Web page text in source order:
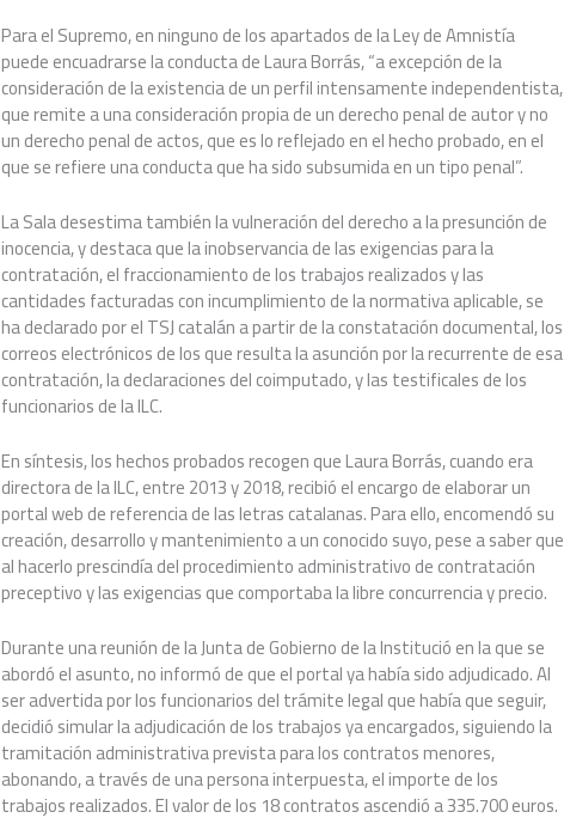
Para el Supremo, en ninguno de los apartados de la Ley de Amnistía
puede encuadrarse la conducta de Laura Borrás, “a excepción de la
consideración de la existencia de un perfil intensamente independentista,
que remite a una consideración propia de un derecho penal de autor y no
un derecho penal de actos, que es lo reflejado en el hecho probado, en el
que se refiere una conducta que ha sido subsumida en un tipo penal”.
La Sala desestima también la vulneración del derecho a la presunción de
inocencia, y destaca que la inobservancia de las exigencias para la
contratación, el fraccionamiento de los trabajos realizados y las
cantidades facturadas con incumplimiento de la normativa aplicable, se
ha declarado por el TSJ catalán a partir de la constatación documental, los
correos electrónicos de los que resulta la asunción por la recurrente de esa
contratación, la declaraciones del coimputado, y las testificales de los
funcionarios de la ILC.
En síntesis, los hechos probados recogen que Laura Borrás, cuando era
directora de la ILC, entre 2013 y 2018, recibió el encargo de elaborar un
portal web de referencia de las letras catalanas. Para ello, encomendó su
creación, desarrollo y mantenimiento a un conocido suyo, pese a saber que
al hacerlo prescindía del procedimiento administrativo de contratación
preceptivo y las exigencias que comportaba la libre concurrencia y precio.
Durante una reunión de la Junta de Gobierno de la Institució en la que se
abordó el asunto, no informó de que el portal ya había sido adjudicado. Al
ser advertida por los funcionarios del trámite legal que había que seguir,
decidió simular la adjudicación de los trabajos ya encargados, siguiendo la
tramitación administrativa prevista para los contratos menores,
abonando, a través de una persona interpuesta, el importe de los
trabajos realizados. El valor de los 18 contratos ascendió a 335.700 euros.